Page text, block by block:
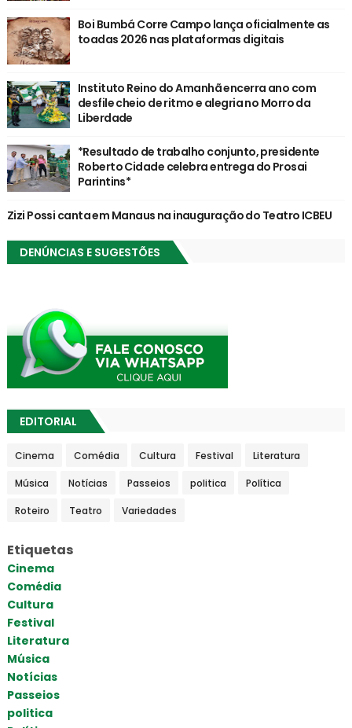
Boi Bumbá Corre Campo lança oficialmente as
toadas 2026 nas plataformas digitais
Instituto Reino do Amanhã encerra ano com
desfile cheio de ritmo e alegria no Morro da
Liberdade
*Resultado de trabalho conjunto, presidente
Roberto Cidade celebra entrega do Prosai
Parintins*
Zizi Possi canta em Manaus na inauguração do Teatro ICBEU
DENÚNCIAS E SUGESTÕES
EDITORIAL
Cinema Comédia Cultura Festival Literatura
Música Notícias Passeios politica Política
Roteiro Teatro Variedades
Etiquetas
Cinema
Comédia
Cultura
Festival
Literatura
Música
Notícias
Passeios
politica